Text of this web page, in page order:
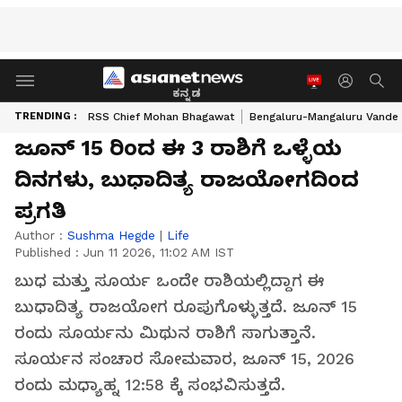
ಕನ್ನಡ
TRENDING : RSS Chief Mohan Bhagawat Bengaluru-Mangaluru
ಜೂನ್ 15 ರಿಂದ ಈ 3 ರಾಶಿಗೆ ಒಳ್ಳೆಯ
ದಿನಗಳು, ಬುಧಾದಿತ್ಯ ರಾಜಯೋಗದಿಂದ
ಪ್ರಗತಿ
Author : Sushma Hegde | Life
Published : Jun 11 2026, 11:02 AM IST
ಬುಧ ಮತ್ತು ಸೂರ್ಯ ಒಂದೇ ರಾಶಿಯಲ್ಲಿದ್ದಾಗ ಈ
ಬುಧಾದಿತ್ಯ ರಾಜಯೋಗ ರೂಪುಗೊಳ್ಳುತ್ತದೆ. ಜೂನ್ 15
ರಂದು ಸೂರ್ಯನು ಮಿಥುನ ರಾಶಿಗೆ ಸಾಗುತ್ತಾನೆ.
ಸೂರ್ಯನ ಸಂಚಾರ ಸೋಮವಾರ, ಜೂನ್ 15, 2026
ರಂದು ಮಧ್ಯಾಹ್ನ 12:58 ಕ್ಕೆ ಸಂಭವಿಸುತ್ತದೆ.